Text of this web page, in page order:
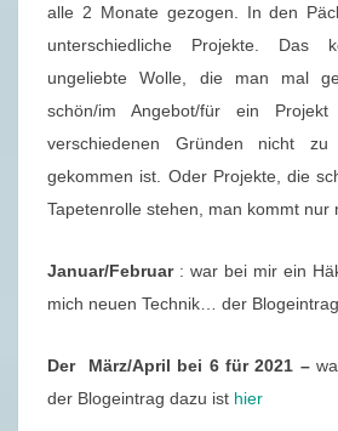
alle 2 Monate gezogen. In den
unterschiedliche Projekte. Das
ungeliebte Wolle, die man mal
schön/im Angebot/für ein
verschiedenen Gründen nicht zu
gekommen ist. Oder Projekte, die
Tapetenrolle stehen, man kommt nur
Januar/Februar: war bei mir ein
mich neuen Technik… der
Der März/April bei 6 für 2021 –
der Blogeintrag dazu ist hier